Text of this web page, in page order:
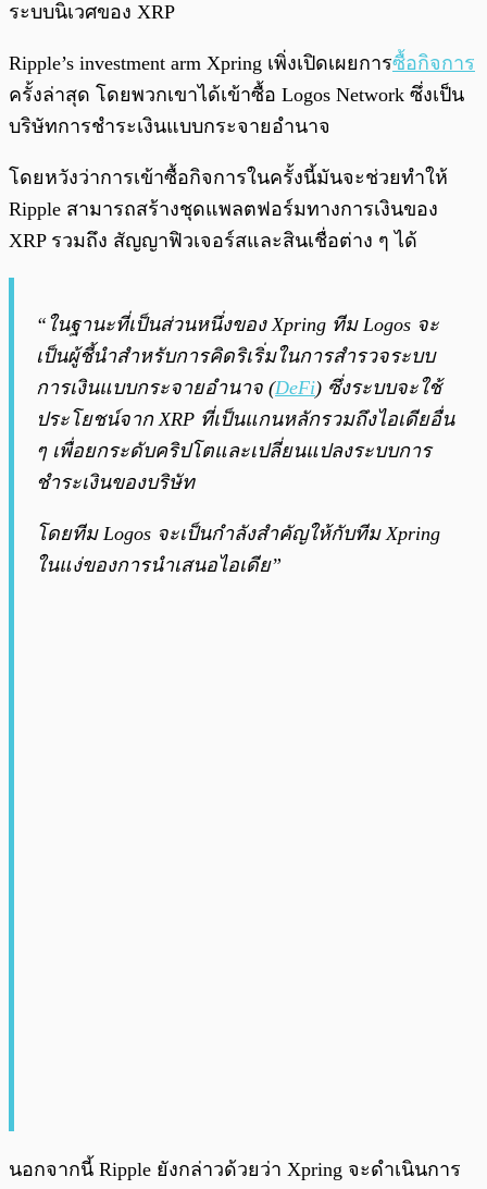
ระบบนิเวศของ XRP
Ripple’s investment arm Xpring เพิ่งเปิดเผยการซื้อกิจการ
ครั้งล่าสุด โดยพวกเขาได้เข้าซื้อ Logos Network ซึ่งเป็น
บริษัทการชำระเงินแบบกระจายอำนาจ
โดยหวังว่าการเข้าซื้อกิจการในครั้งนี้มันจะช่วยทำให้
Ripple สามารถสร้างชุดแพลตฟอร์มทางการเงินของ
XRP รวมถึง สัญญาฟิวเจอร์สและสินเชื่อต่าง ๆ ได้
“ในฐานะที่เป็นส่วนหนึ่งของ Xpring ทีม Logos จะ
เป็นผู้ชี้นำสำหรับการคิดริเริ่มในการสำรวจระบบ
การเงินแบบกระจายอำนาจ (DeFi) ซึ่งระบบจะใช้
ประโยชน์จาก XRP ที่เป็นแกนหลักรวมถึงไอเดียอื่น
ๆ เพื่อยกระดับคริปโตและเปลี่ยนแปลงระบบการ
ชำระเงินของบริษัท
โดยทีม Logos จะเป็นกำลังสำคัญให้กับทีม Xpring
ในแง่ของการนำเสนอไอเดีย”
นอกจากนี้ Ripple ยังกล่าวด้วยว่า Xpring จะดำเนินการ